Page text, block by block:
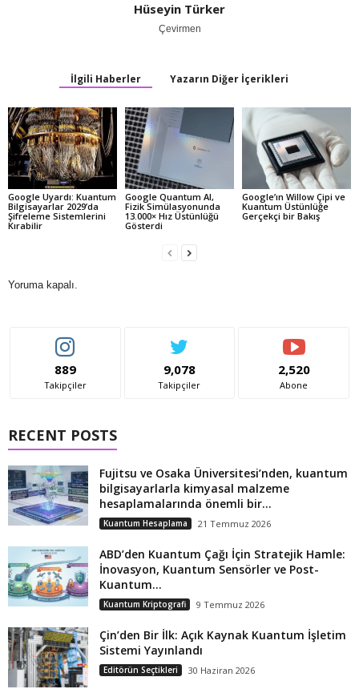
Hüseyin Türker
Çevirmen
İlgili Haberler Yazarın Diğer İçerikleri
Google Uyardı: Kuantum
Bilgisayarlar 2029’da
Şifreleme Sistemlerini
Kırabilir
Google Quantum AI,
Fizik Simülasyonunda
13.000× Hız Üstünlüğü
Gösterdi
Google’ın Willow Çipi ve
Kuantum Üstünlüğe
Gerçekçi bir Bakış
Yoruma kapalı.
889
Takipçiler
9,078
Takipçiler
2,520
Abone
RECENT POSTS
Fujitsu ve Osaka Üniversitesi’nden, kuantum
bilgisayarlarla kimyasal malzeme
hesaplamalarında önemli bir...
Kuantum Hesaplama 21 Temmuz 2026
ABD’den Kuantum Çağı İçin Stratejik Hamle:
İnovasyon, Kuantum Sensörler ve Post-
Kuantum...
Kuantum Kriptografi 9 Temmuz 2026
Çin’den Bir İlk: Açık Kaynak Kuantum İşletim
Sistemi Yayınlandı
Editörün Seçtikleri 30 Haziran 2026